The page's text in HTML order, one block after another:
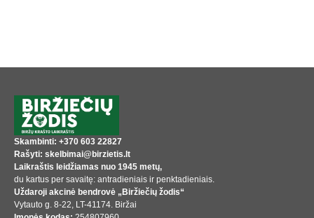
Skambinti: +370 603 22827
Rašyti: skelbimai@birzietis.lt
Laikraštis leidžiamas nuo 1945 metų,
du kartus per savaitę: antradieniais ir penktadieniais.
Uždaroji akcinė bendrovė „Biržiečių žodis“
Vytauto g. 8-22, LT-41174. Biržai